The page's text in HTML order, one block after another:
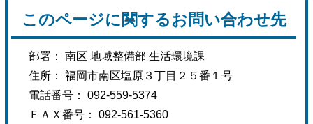
このページに関するお問い合わせ先
部署： 南区 地域整備部 生活環境課
住所： 福岡市南区塩原３丁目２５番１号
電話番号： 092-559-5374
ＦＡＸ番号： 092-561-5360